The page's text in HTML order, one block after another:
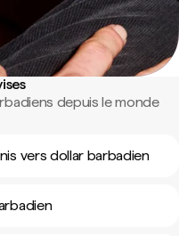
depuis le monde
vers dollar barbadien